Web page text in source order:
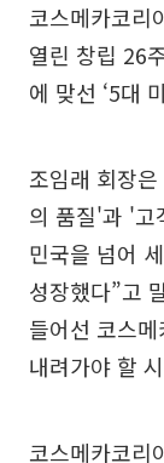
코스메카코리
열린 창립 26
에 맞선 ‘5대
조임래 회장
의 품질'과 '고
민국을 넘어
성장했다”고
들어선 코스
내려가야 할
코스메카코